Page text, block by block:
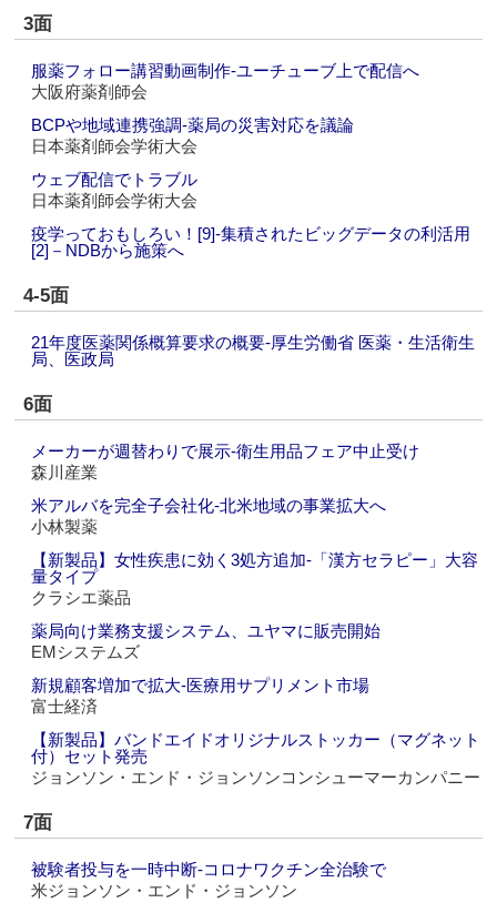
3面
服薬フォロー講習動画制作‐ユーチューブ上で配信へ
大阪府薬剤師会
BCPや地域連携強調‐薬局の災害対応を議論
日本薬剤師会学術大会
ウェブ配信でトラブル
日本薬剤師会学術大会
疫学っておもしろい！[9]‐集積されたビッグデータの利活用
[2]－NDBから施策へ
4-5面
21年度医薬関係概算要求の概要‐厚生労働省 医薬・生活衛生
局、医政局
6面
メーカーが週替わりで展示‐衛生用品フェア中止受け
森川産業
米アルバを完全子会社化‐北米地域の事業拡大へ
小林製薬
【新製品】女性疾患に効く3処方追加‐「漢方セラピー」大容
量タイプ
クラシエ薬品
薬局向け業務支援システム、ユヤマに販売開始
EMシステムズ
新規顧客増加で拡大‐医療用サプリメント市場
富士経済
【新製品】バンドエイドオリジナルストッカー（マグネット
付）セット発売
ジョンソン・エンド・ジョンソンコンシューマーカンパニー
7面
被験者投与を一時中断‐コロナワクチン全治験で
米ジョンソン・エンド・ジョンソン